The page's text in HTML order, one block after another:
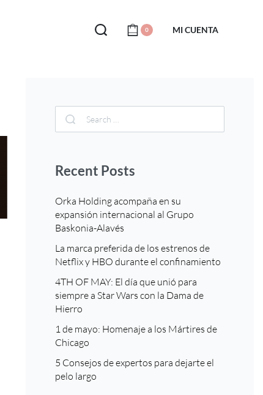
0 MI CUENTA
Recent Posts
Orka Holding acompaña en su
expansión internacional al Grupo
Baskonia-Alavés
La marca preferida de los estrenos de
Netflix y HBO durante el confinamiento
4TH OF MAY: El día que unió para
siempre a Star Wars con la Dama de
Hierro
1 de mayo: Homenaje a los Mártires de
Chicago
5 Consejos de expertos para dejarte el
pelo largo